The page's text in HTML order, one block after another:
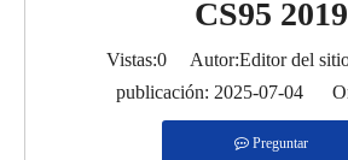
CS95 2019
Vistas:0Autor:Editor del
publicación: 2025-07-04
Preguntar